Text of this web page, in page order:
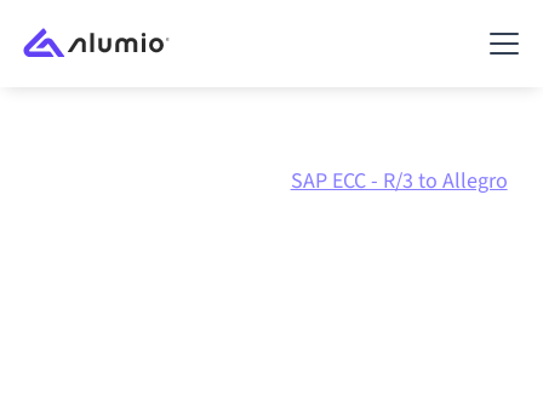
SAP ECC - R/3 to Allegro